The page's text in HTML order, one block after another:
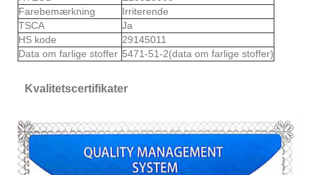
Farebemærkning
Irriterende
TSCA
Ja
HS kode
29145011
Data om farlige stoffer 5471-51-2(data om farlige stoffer)
Kvalitetscertifikater